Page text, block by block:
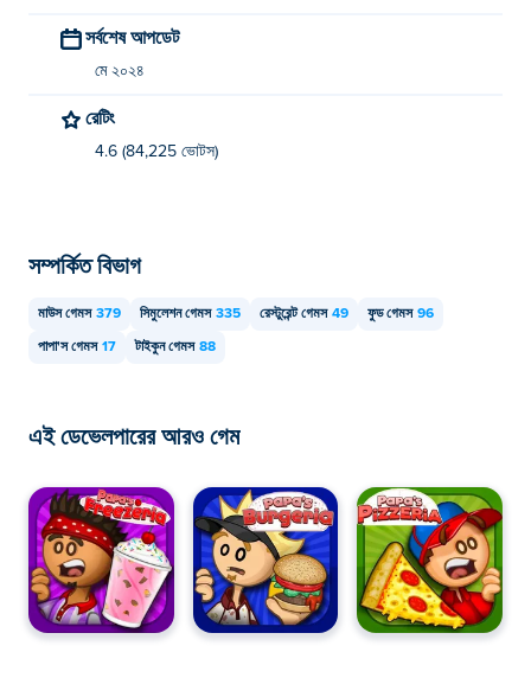
সর্বশেষ আপডেট
মে ২০২৪
রেটিং
4.6 (84,225 ভোটস)
সম্পর্কিত বিভাগ
মাউস গেমস 379 সিমুলেশন গেমস 335 রেস্টুরেন্ট গেমস 49 ফুড গেমস 96
পাপা'স গেমস 17 টাইকুন গেমস 88
এই ডেভেলপারের আরও গেম